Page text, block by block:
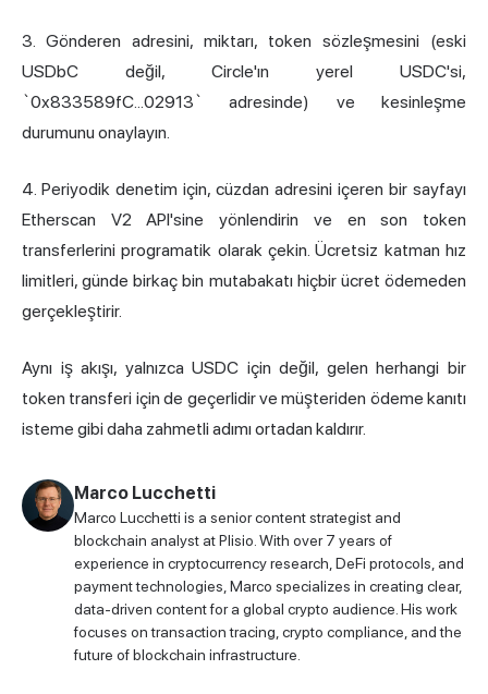
3. Gönderen adresini, miktarı, token sözleşmesini (eski
USDbC değil, Circle'ın yerel USDC'si,
`0x833589fC...02913` adresinde) ve kesinleşme
durumunu onaylayın.
4. Periyodik denetim için, cüzdan adresini içeren bir sayfayı
Etherscan V2 API'sine yönlendirin ve en son token
transferlerini programatik olarak çekin. Ücretsiz katman hız
limitleri, günde birkaç bin mutabakatı hiçbir ücret ödemeden
gerçekleştirir.
Aynı iş akışı, yalnızca USDC için değil, gelen herhangi bir
token transferi için de geçerlidir ve müşteriden ödeme kanıtı
isteme gibi daha zahmetli adımı ortadan kaldırır.
Marco Lucchetti
Marco Lucchetti is a senior content strategist and
blockchain analyst at Plisio. With over 7 years of
experience in cryptocurrency research, DeFi protocols, and
payment technologies, Marco specializes in creating clear,
data-driven content for a global crypto audience. His work
focuses on transaction tracing, crypto compliance, and the
future of blockchain infrastructure.